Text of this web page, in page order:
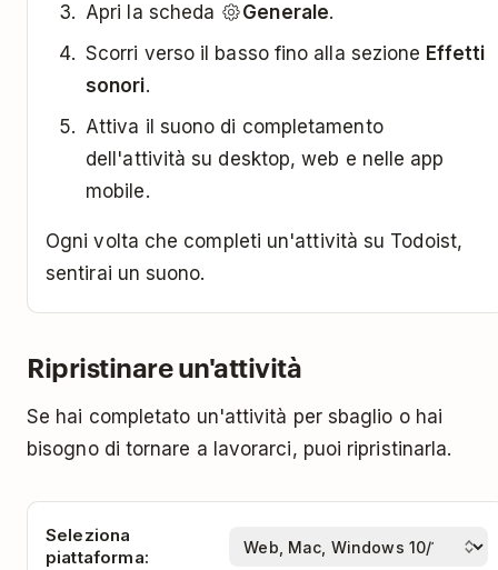
Apri la scheda
Generale.
Scorri verso il basso fino alla sezione Effetti
sonori.
Attiva il suono di completamento
dell'attività su desktop, web e nelle app
mobile.
Ogni volta che completi un'attività su Todoist,
sentirai un suono.
Ripristinare un'attività
Se hai completato un'attività per sbaglio o hai
bisogno di tornare a lavorarci, puoi ripristinarla.
Seleziona
piattaforma: